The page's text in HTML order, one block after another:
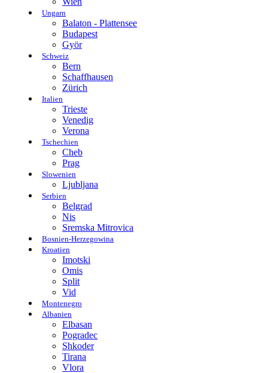
Ungarn
Balaton - Plattensee
Budapest
Györ
Schweiz
Bern
Schaffhausen
Zürich
Italien
Trieste
Venedig
Verona
Tschechien
Cheb
Prag
Slowenien
Ljubljana
Serbien
Belgrad
Nis
Sremska Mitrovica
Bosnien-Herzegowina
Kroatien
Imotski
Omis
Split
Vid
Montenegro
Albanien
Elbasan
Pogradec
Shkoder
Tirana
Vlora